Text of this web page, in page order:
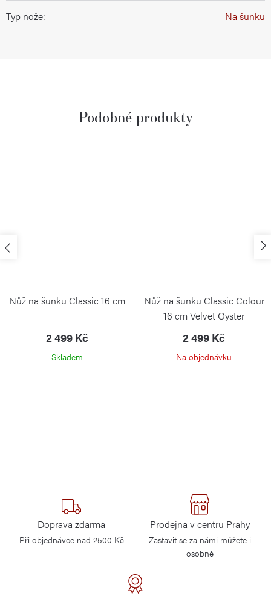
Typ nože: Na šunku
Nůž na šunku Classic 16 cm
2 499 Kč
Skladem
Nůž na šunku Classic Colour
16 cm Velvet Oyster
2 499 Kč
Na objednávku
Doprava zdarma
Při objednávce nad 2500 Kč
Prodejna v centru Prahy
Zastavit se za námi můžete i
osobně